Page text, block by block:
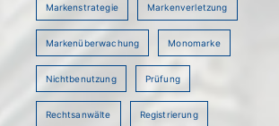
Markenstrategie Markenverletzung
Markenüberwachung Monomarke
Nichtbenutzung Prüfung
Rechtsanwälte Registrierung